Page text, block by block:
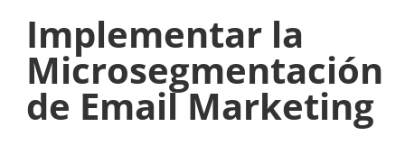
Implementar la
Microsegmentación
de Email Marketing